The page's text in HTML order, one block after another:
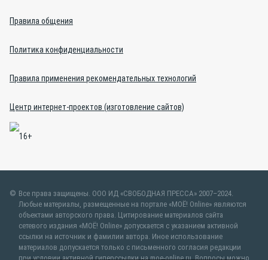
Правила общения
Политика конфиденциальности
Правила применения рекомендательных технологий
Центр интернет-проектов (изготовление сайтов)
Все права защищены. ООО ИД «СВОБОДНАЯ ПРЕССА» 2007–2024.
Любые материалы, размещенные на портале «МОЁ! Online» являются
объектами авторского права. Цитирование материалов сайта
сетевого издания «МОЁ! Online» допускается с указанием активной
ссылки на источник и фамилии автора. Иное использование
материалов допускается только с письменного согласия редакции
при условии активной гиперссылки на moe-online.ru. Вопросы можно